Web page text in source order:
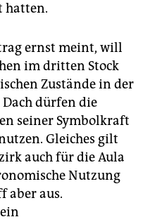
hatten.
ernst meint, will
im dritten Stock
Zustände in der
Dach dürfen die
seiner Symbolkraft
Gleiches gilt
auch für die Aula
Nutzung
aber aus.